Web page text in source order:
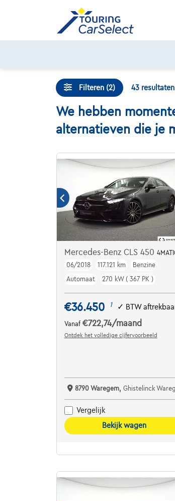
Filteren (2) 43 resultaten
We hebben
alternatieven die je
Mercedes-Benz CLS 450
06/2018
117.121 km
Benzine
Automaat
270 kW ( 367 PK )
€36.450 1 ✓ BTW
Vanaf €722,74/maand
Ontdek het volledige cijfervoorbeeld
8790 Waregem, Ghistelinck
Vergelijk
Bekijk wagen